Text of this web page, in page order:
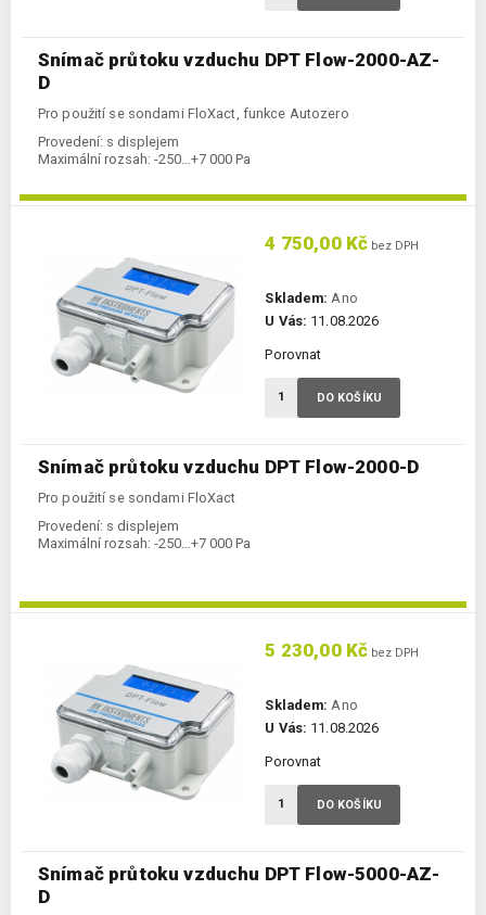
Snímač průtoku vzduchu DPT Flow-2000-AZ-
D
Pro použití se sondami FloXact, funkce Autozero
Provedení: s displejem
Maximální rozsah: -250…+7 000 Pa
Snímač průtoku vzduchu DPT Flow-2000-D
Pro použití se sondami FloXact
Provedení: s displejem
Maximální rozsah: -250…+7 000 Pa
4 750,00 Kč bez DPH
Skladem: Ano
U Vás: 11.08.2026
Porovnat
DO KOŠÍKU
Snímač průtoku vzduchu DPT Flow-5000-AZ-
D
5 230,00 Kč bez DPH
Skladem: Ano
U Vás: 11.08.2026
Porovnat
DO KOŠÍKU